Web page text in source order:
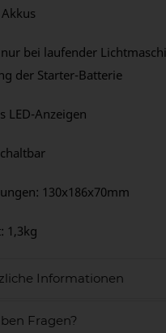
bei laufender
der Starter-Batterie
LED-Anzeigen
130x186x70mm
1,3kg
Informationen
Fragen?